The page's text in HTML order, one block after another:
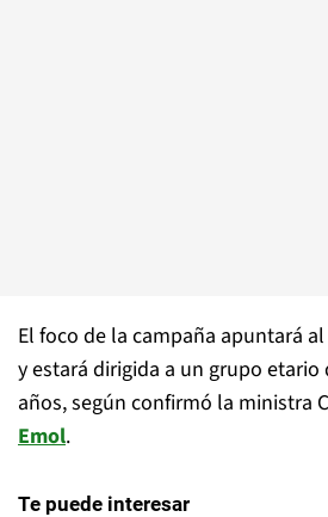
El foco de la campaña apuntará
y estará dirigida a un grupo etario
años, según confirmó la ministra
Emol.
Te puede interesar